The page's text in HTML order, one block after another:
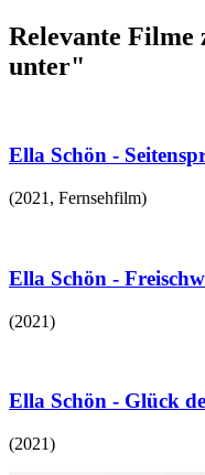
Relevante Filme
unter"
Ella Schön -
(2021 , Fernsehfilm)
Ella Schön -
(2021)
Ella Schön - Glück
(2021)